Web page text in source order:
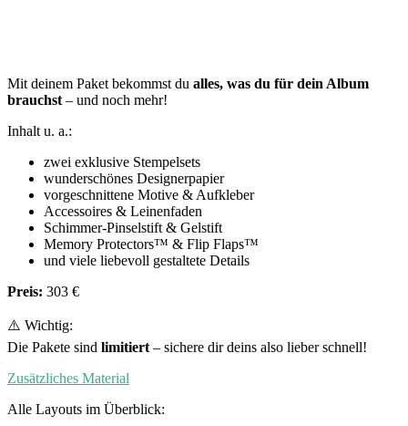
Mit deinem Paket bekommst du alles, was du für dein Album
brauchst – und noch mehr!
Inhalt u. a.:
zwei exklusive Stempelsets
wunderschönes Designerpapier
vorgeschnittene Motive & Aufkleber
Accessoires & Leinenfaden
Schimmer-Pinselstift & Gelstift
Memory Protectors™ & Flip Flaps™
und viele liebevoll gestaltete Details
Preis: 303 €
⚠️ Wichtig:
Die Pakete sind limitiert – sichere dir deins also lieber schnell!
Zusätzliches Material
Alle Layouts im Überblick: